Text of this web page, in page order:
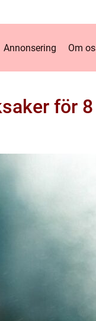
Annonsering Om
för